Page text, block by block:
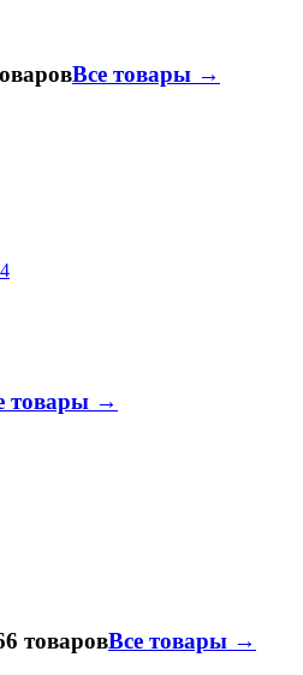
Все товары →
4
товары →
товаровВсе товары →